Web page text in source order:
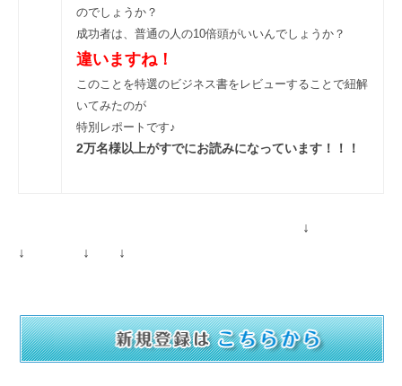
のでしょうか？
成功者は、普通の人の10倍頭がいいんでしょうか？
違いますね！
このことを特選のビジネス書をレビューすることで紐解
いてみたのが
特別レポートです♪
2万名様以上がすでにお読みになっています！！！
↓
↓ ↓ ↓